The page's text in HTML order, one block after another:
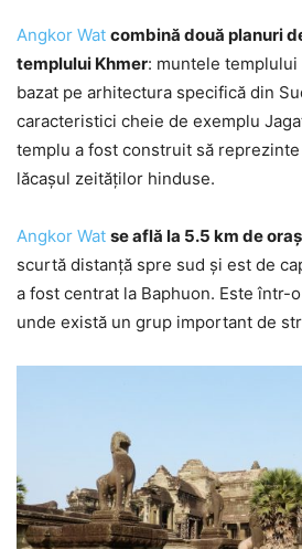
Angkor Wat combină două planuri
templului Khmer: muntele
bazat pe arhitectura specifică din
caracteristici cheie de exemplu
templu a fost construit să
lăcașul zeităților hinduse.
Angkor Wat se află la 5.5 km de
scurtă distanță spre sud și est de
a fost centrat la Baphuon. Este într-
unde există un grup important de